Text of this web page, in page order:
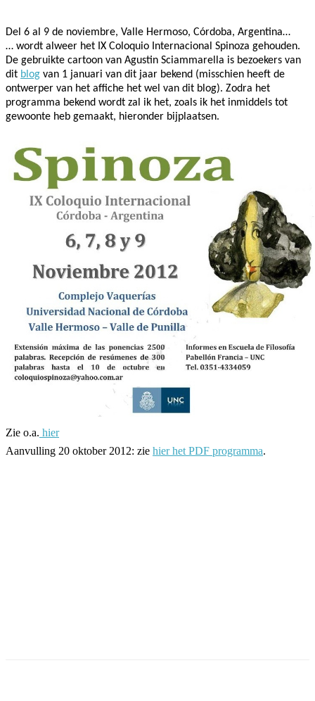
Del 6 al 9 de noviembre, Valle Hermoso, Córdoba, Argentina…
… wordt alweer het IX Coloquio Internacional Spinoza gehouden.
De gebruikte cartoon van Agustin Sciammarella is bezoekers van
dit blog van 1 januari van dit jaar bekend (misschien heeft de
ontwerper van het affiche het wel van dit blog). Zodra het
programma bekend wordt zal ik het, zoals ik het inmiddels tot
gewoonte heb gemaakt, hieronder bijplaatsen.
Zie o.a. hier
Aanvulling 20 oktober 2012: zie hier het PDF programma.